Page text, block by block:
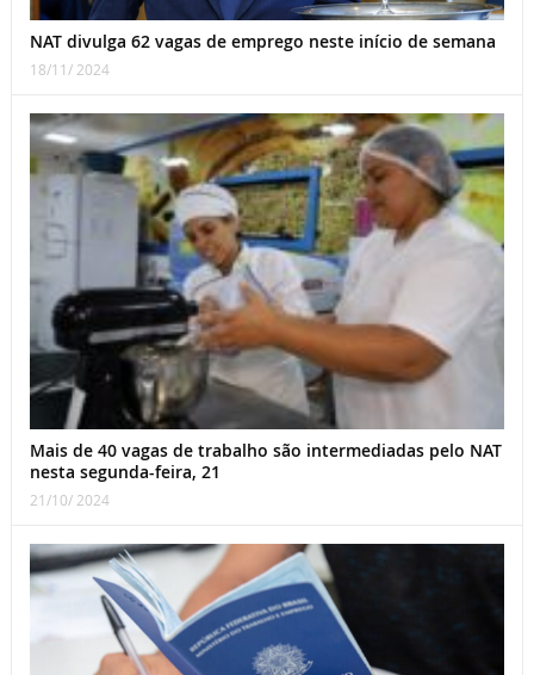
NAT divulga 62 vagas de emprego neste início de semana
18/11/ 2024
Mais de 40 vagas de trabalho são intermediadas pelo NAT
nesta segunda-feira, 21
21/10/ 2024